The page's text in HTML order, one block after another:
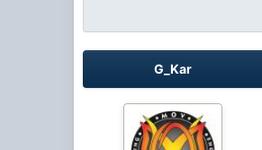
G_Kar